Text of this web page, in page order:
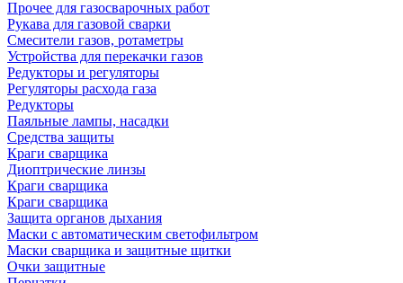
Прочее для газосварочных работ
Рукава для газовой сварки
Смесители газов, ротаметры
Устройства для перекачки газов
Редукторы и регуляторы
Регуляторы расхода газа
Редукторы
Паяльные лампы, насадки
Средства защиты
Краги сварщика
Диоптрические линзы
Краги сварщика
Краги сварщика
Защита органов дыхания
Маски с автоматическим светофильтром
Маски сварщика и защитные щитки
Очки защитные